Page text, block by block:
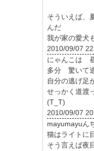
そういえば
んだ
我が家の愛犬
2010/09/07
にゃんこは
多分 驚いて
自分の逃げ足
せっかく道渡
(T_T)
2010/09/07
mayumayuん
猫はライトに
そう言えば夜